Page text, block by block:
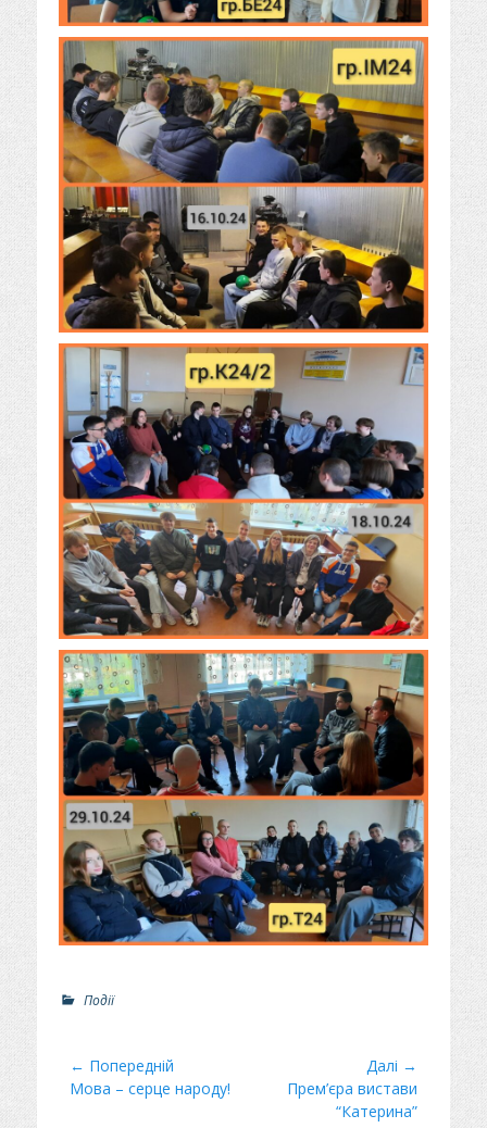
Р
Події
Навігація
записів
← Попередній
Минулий
Мова – серце народу!
Далі →
НаступнийПрем’єра вистави
“Катерина”